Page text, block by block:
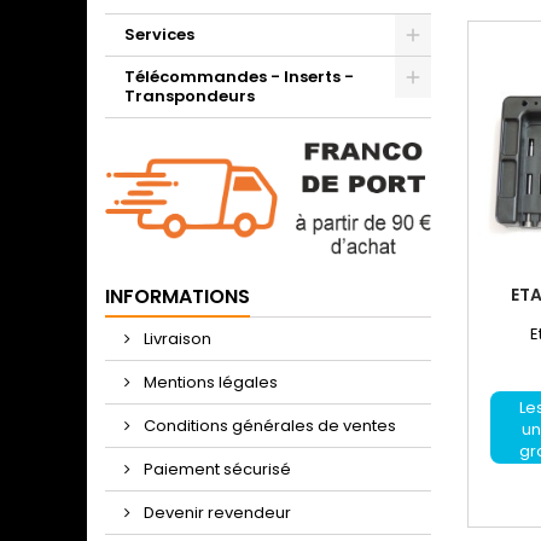
Services
Télécommandes - Inserts -
Transpondeurs
INFORMATIONS
Livraison
Mentions légales
Conditions générales de ventes
Paiement sécurisé
Devenir revendeur